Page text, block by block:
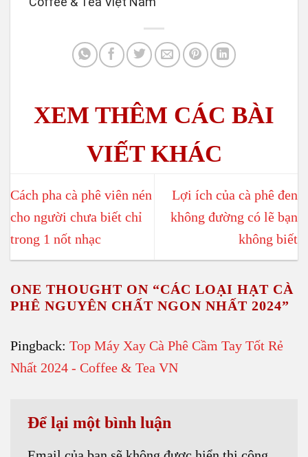
Cách pha cà phê viên nén
cho người chưa biết chỉ
trong 1 nốt nhạc
Lợi ích của cà phê đen
không đường có lẽ bạn
không biết
ONE THOUGHT ON “CÁC LOẠI HẠT CÀ
PHÊ NGUYÊN CHẤT NGON NHẤT 2024”
Pingback: Top Máy Xay Cà Phê Cầm Tay Tốt Rẻ
Nhất 2024 - Coffee & Tea VN
Để lại một bình luận